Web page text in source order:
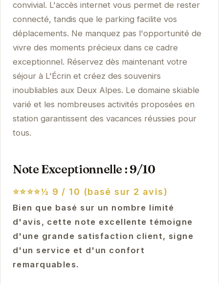
convivial. L'accès internet vous permet de rester
connecté, tandis que le parking facilite vos
déplacements. Ne manquez pas l'opportunité de
vivre des moments précieux dans ce cadre
exceptionnel. Réservez dès maintenant votre
séjour à L'Écrin et créez des souvenirs
inoubliables aux Deux Alpes. Le domaine skiable
varié et les nombreuses activités proposées en
station garantissent des vacances réussies pour
tous.
Note Exceptionnelle : 9/10
⭐⭐⭐⭐½ 9 / 10 (basé sur 2 avis)
Bien que basé sur un nombre limité
d'avis, cette note excellente témoigne
d'une grande satisfaction client, signe
d'un service et d'un confort
remarquables.